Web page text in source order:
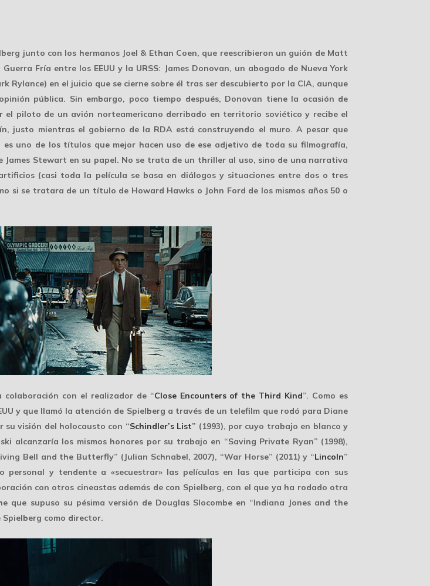
junto con los hermanos Joel & Ethan Coen, que reescribieron un guión de Matt
Fría entre los EEUU y la URSS: James Donovan, un abogado de Nueva York
Rylance) en el juicio que se cierne sobre él tras ser descubierto por la CIA, aunque
pública. Sin embargo, poco tiempo después, Donovan tiene la ocasión de
el piloto de un avión norteamericano derribado en territorio soviético y recibe el
justo mientras el gobierno de la RDA está construyendo el muro. A pesar que
uno de los títulos que mejor hacen uso de ese adjetivo de toda su filmografía,
Stewart en su papel. No se trata de un thriller al uso, sino de una narrativa
(casi toda la película se basa en diálogos y situaciones entre dos o tres
si se tratara de un título de Howard Hawks o John Ford de los mismos años 50 o
colaboración con el realizador de “Close Encounters of the Third Kind”. Como es
y que llamó la atención de Spielberg a través de un telefilm que rodó para Diane
visión del holocausto con “Schindler’s List” (1993), por cuyo trabajo en blanco y
alcanzaría los mismos honores por su trabajo en “Saving Private Ryan” (1998),
Bell and the Butterfly” (Julian Schnabel, 2007), “War Horse” (2011) y “Lincoln”
personal y tendente a «secuestrar» las películas en las que participa con sus
con otros cineastas además de con Spielberg, con el que ya ha rodado otra
que supuso su pésima versión de Douglas Slocombe en “Indiana Jones and the
como director.